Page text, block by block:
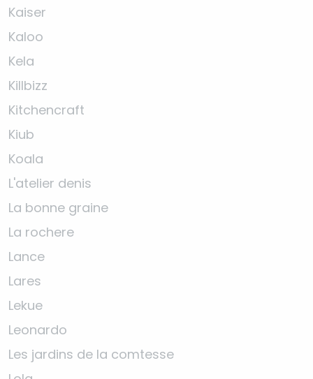
Kaiser
Kaloo
Kela
Killbizz
Kitchencraft
Kiub
Koala
L'atelier denis
La bonne graine
La rochere
Lance
Lares
Lekue
Leonardo
Les jardins de la comtesse